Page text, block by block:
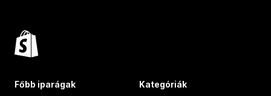
Főbb iparágak Kategóriák